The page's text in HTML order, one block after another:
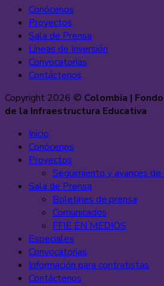
Conócenos
Proyectos
Sala de Prensa
Líneas de Inversión
Convocatorias
Contáctenos
Copyright 2026 © Colombia |
de la Infraestructura Educativa
Inicio
Conócenos
Proyectos
Seguimiento y avances de
Sala de Prensa
Boletines de prensa
Comunicados
FFIE EN MEDIOS
Especiales
Convocatorias
Información para contratistas
Contáctenos